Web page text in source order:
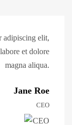
adipiscing elit,
et dolore
magna aliqua.
Jane Roe
CEO